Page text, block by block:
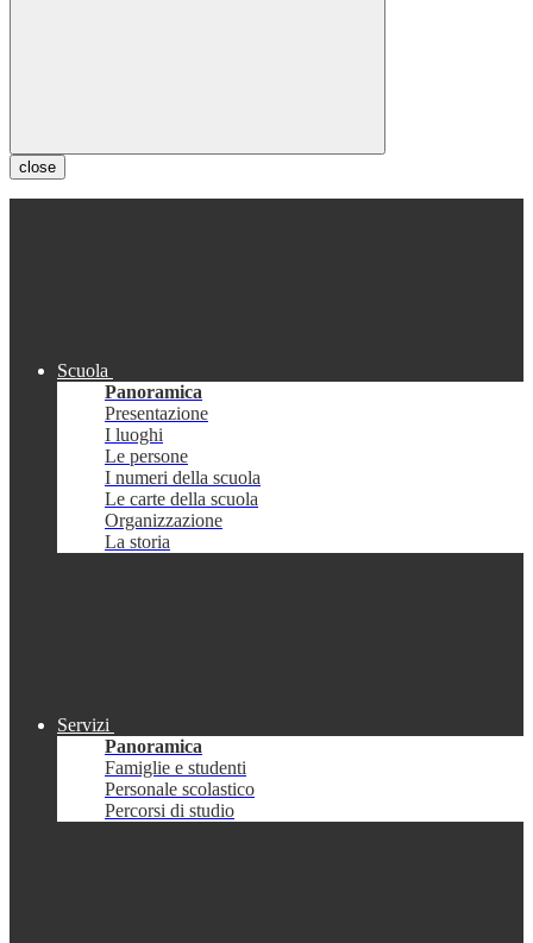
close
Scuola
Panoramica
Presentazione
I luoghi
Le persone
I numeri della scuola
Le carte della scuola
Organizzazione
La storia
Servizi
Panoramica
Famiglie e studenti
Personale scolastico
Percorsi di studio